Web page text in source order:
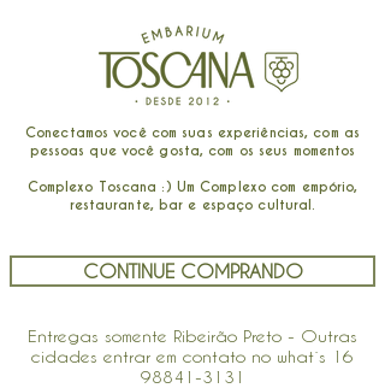
Conectamos você com suas experiências, com as
pessoas que você gosta, com os seus momentos
Complexo Toscana :) Um Complexo com empório,
restaurante, bar e espaço cultural.
CONTINUE COMPRANDO
Entregas somente Ribeirão Preto - Outras
cidades entrar em contato no what´s 16
98841-3131